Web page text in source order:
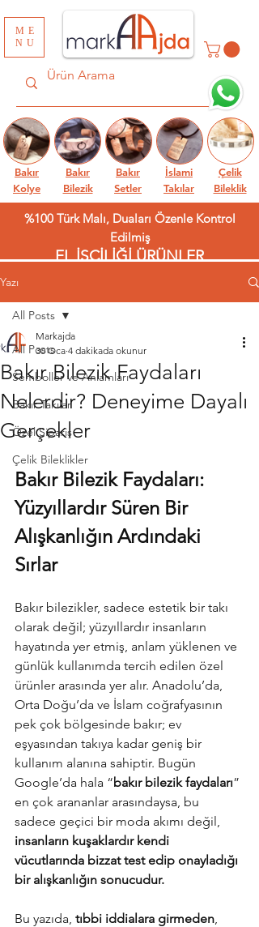
ME
NU
%100 Türk Malı, Duaları Özenle Kontrol
Edilmiş
EL İŞÇİLİĞİ ÜRÜNLER
Bakır
Kolye
Bakır
Bilezik
Bakır
Setler
İslami
Takılar
Çelik
Bileklik
Yazı
All Posts
Semboller ve Anlamları
Bakır Takılar
Özel Sipariş
Çelik Bileklikler
All Posts
Bakır Bilezik Faydaları
Nelerdir? Deneyime Dayalı
Gerçekler
Markajda
30 Oca 4 dakikada okunur
Bakır Bilezik Faydaları:
Yüzyıllardır Süren Bir
Alışkanlığın Ardındaki
Sırlar
Bakır bilezikler, sadece estetik bir takı
olarak değil; yüzyıllardır insanların
hayatında yer etmiş, anlam yüklenen ve
günlük kullanımda tercih edilen özel
ürünler arasında yer alır. Anadolu’da,
Orta Doğu’da ve İslam coğrafyasının
pek çok bölgesinde bakır; ev
eşyasından takıya kadar geniş bir
kullanım alanına sahiptir. Bugün
Google’da hala “bakır bilezik faydaları”
en çok arananlar arasındaysa, bu
sadece geçici bir moda akımı değil,
insanların kuşaklardır kendi
vücutlarında bizzat test edip onayladığı
bir alışkanlığın sonucudur.
Bu yazıda, tıbbi iddialara girmeden,